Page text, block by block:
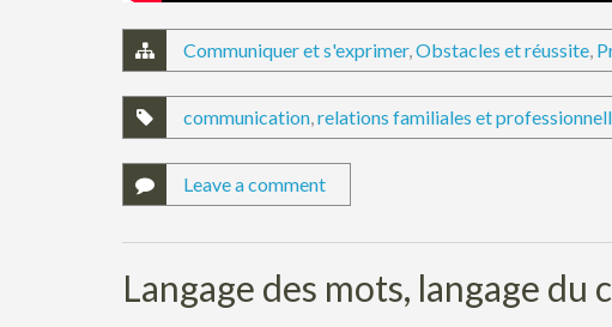
Communiquer et s'exprimer,Obstacles et réussite,
communication,relations familiales et
Leave a comment
Langage des mots, langage du